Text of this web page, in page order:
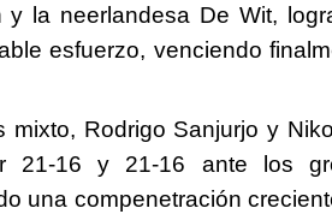
y la neerlandesa De Wit,
esfuerzo, venciendo
mixto, Rodrigo Sanjurjo y
21-16 y 21-16 ante los
una compenetración